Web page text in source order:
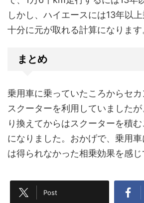
しかし、ハイエースには13年以
十分に元が取れる計算になります
まとめ
乗用車に乗っていたころからセ
スクーターを利用していました
り換えてからはスクーターを積
になりました。おかげで、乗用
は得られなかった相乗効果を感じ
Post